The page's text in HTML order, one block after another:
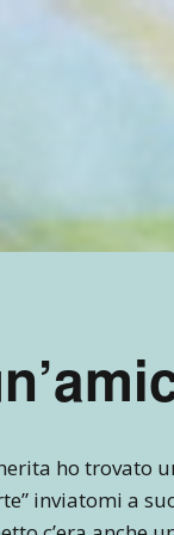
ho trovato
inviatomi a